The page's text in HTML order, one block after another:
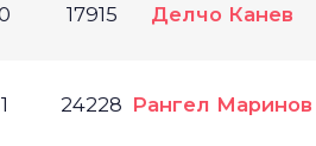
17915 Делчо Канев
24228 Рангел Маринов